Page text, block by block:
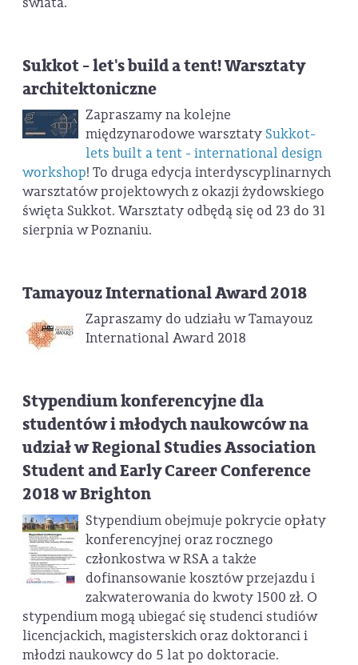
Sukkot - let's build a tent! Warsztaty
architektoniczne
Zapraszamy na kolejne
międzynarodowe warsztaty Sukkot-
lets built a tent - international design
workshop! To druga edycja interdyscyplinarnych
warsztatów projektowych z okazji żydowskiego
święta Sukkot. Warsztaty odbędą się od 23 do 31
sierpnia w Poznaniu.
Tamayouz International Award 2018
Zapraszamy do udziału w Tamayouz
International Award 2018
Stypendium konferencyjne dla
studentów i młodych naukowców na
udział w Regional Studies Association
Student and Early Career Conference
2018 w Brighton
Stypendium obejmuje pokrycie opłaty
konferencyjnej oraz rocznego
członkostwa w RSA a także
dofinansowanie kosztów przejazdu i
zakwaterowania do kwoty 1500 zł. O
stypendium mogą ubiegać się studenci studiów
licencjackich, magisterskich oraz doktoranci i
młodzi naukowcy do 5 lat po doktoracie.